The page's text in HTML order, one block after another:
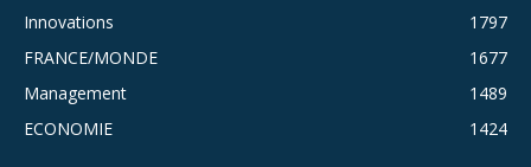
Innovations
1797
FRANCE/MONDE
1677
Management
1489
ECONOMIE
1424